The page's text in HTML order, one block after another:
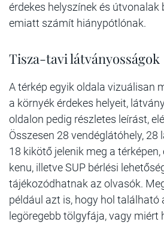
érdekes helyszínek és
emiatt számít hiánypótlónak.
Tisza-tavi látványosságok
A térkép egyik oldala vizuálisan
a környék érdekes helyeit,
oldalon pedig részletes leírást,
Összesen 28 vendéglátóhely, 28
18 kikötő jelenik meg a
kenu, illetve SUP bérlési
tájékozódhatnak az olvasók.
például azt is, hogy hol található
legöregebb tölgyfája, vagy miért